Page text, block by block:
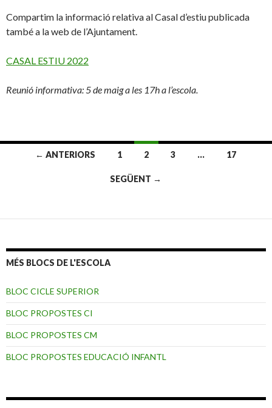
Compartim la informació relativa al Casal d’estiu publicada
també a la web de l’Ajuntament.
CASAL ESTIU 2022
Reunió informativa: 5 de maig a les 17h a l’escola.
articles
← ANTERIORS 1 2 3 … 17
SEGÜENT →
MÉS BLOCS DE L'ESCOLA
BLOC CICLE SUPERIOR
BLOC PROPOSTES CI
BLOC PROPOSTES CM
BLOC PROPOSTES EDUCACIÓ INFANTL